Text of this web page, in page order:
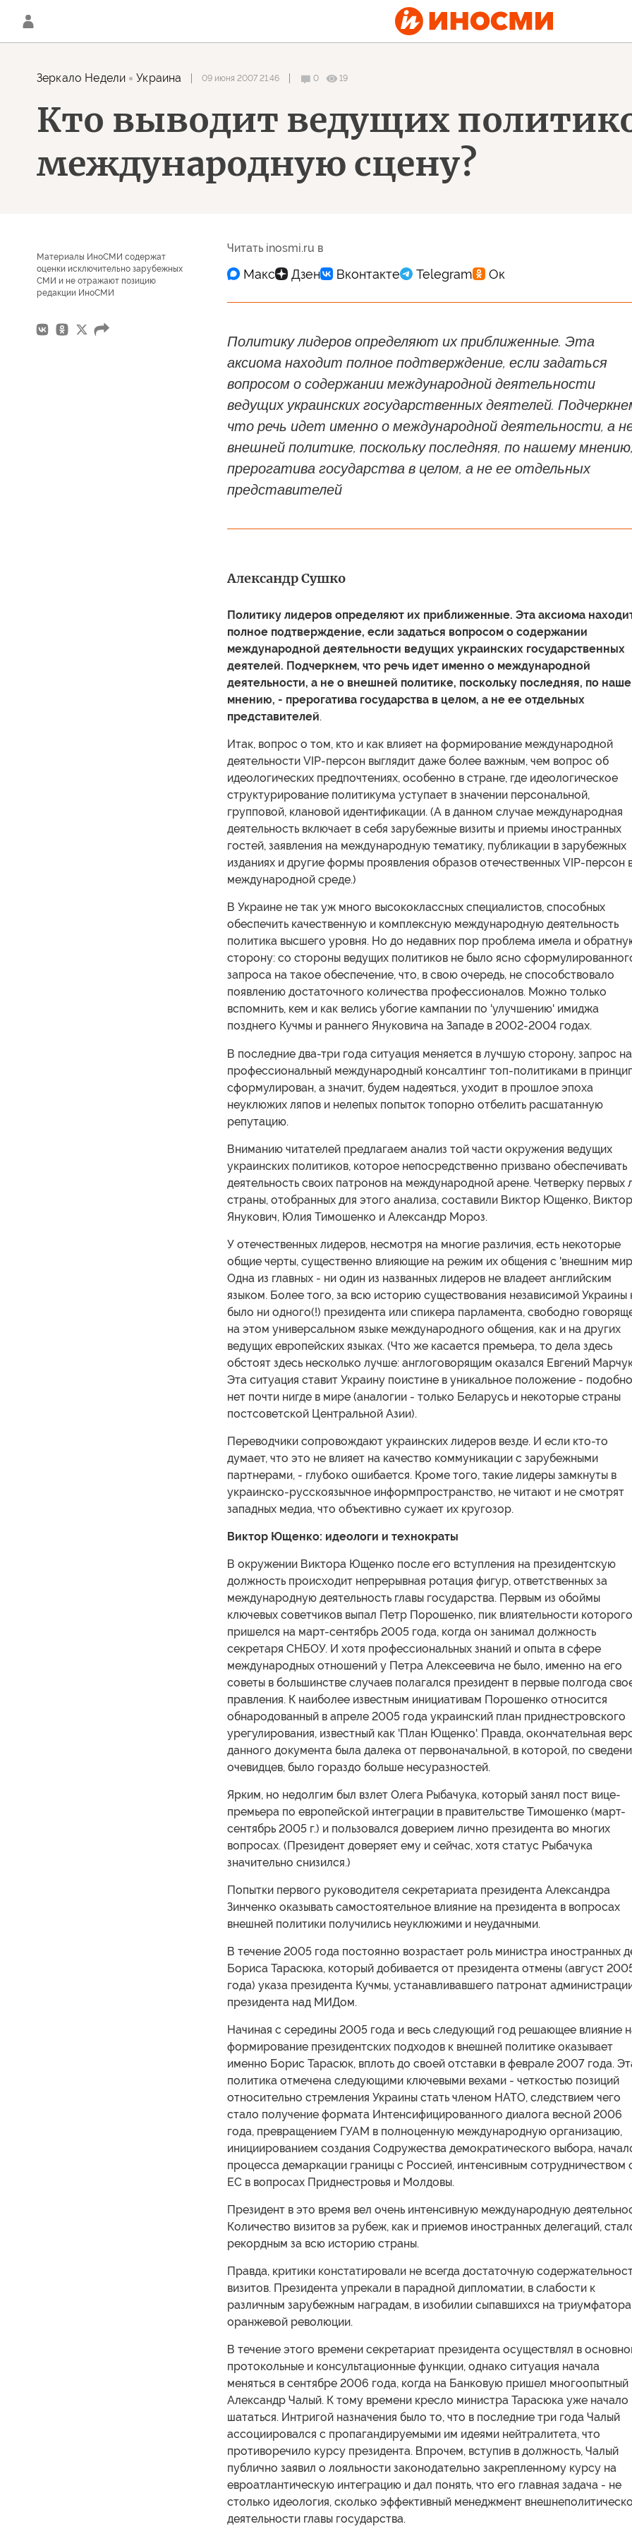
Зеркало Недели Украина 09 июня 2007 21:46 0 19
Кто выводит ведущих
международную сцену?
Материалы ИноСМИ содержат
оценки исключительно зарубежных
СМИ и не отражают позицию
редакции ИноСМИ
Читать inosmi.ru в
Политику лидеров определяют их приближенные. Эта
аксиома находит полное подтверждение, если задаться
вопросом о содержании международной деятельности
ведущих украинских государственных деятелей.
что речь идет именно о международной деятельности, а
внешней политике, поскольку последняя, по нашему
прерогатива государства в целом, а не ее отдельных
представителей
Александр Сушко
Политику лидеров определяют их приближенные. Эта аксиома
полное подтверждение, если задаться вопросом о содержании
международной деятельности ведущих украинских государственных
деятелей. Подчеркнем, что речь идет именно о международной
деятельности, а не о внешней политике, поскольку последняя, по
мнению, - прерогатива государства в целом, а не ее отдельных
представителей.
Итак, вопрос о том, кто и как влияет на формирование международной
деятельности VIP-персон выглядит даже более важным, чем вопрос об
идеологических предпочтениях, особенно в стране, где идеологическое
структурирование политикума уступает в значении персональной,
групповой, клановой идентификации. (А в данном случае международная
деятельность включает в себя зарубежные визиты и приемы иностранных
гостей, заявления на международную тематику, публикации в зарубежных
изданиях и другие формы проявления образов отечественных VIP-персон
международной среде.)
В Украине не так уж много высококлассных специалистов, способных
обеспечить качественную и комплексную международную деятельность
политика высшего уровня. Но до недавних пор проблема имела и
сторону: со стороны ведущих политиков не было ясно
запроса на такое обеспечение, что, в свою очередь, не способствовало
появлению достаточного количества профессионалов. Можно только
вспомнить, кем и как велись убогие кампании по 'улучшению' имиджа
позднего Кучмы и раннего Януковича на Западе в 2002-2004 годах.
В последние два-три года ситуация меняется в лучшую сторону, запрос на
профессиональный международный консалтинг топ-политиками в
сформулирован, а значит, будем надеяться, уходит в прошлое эпоха
неуклюжих ляпов и нелепых попыток топорно отбелить расшатанную
репутацию.
Вниманию читателей предлагаем анализ той части окружения ведущих
украинских политиков, которое непосредственно призвано обеспечивать
деятельность своих патронов на международной арене. Четверку первых
страны, отобранных для этого анализа, составили Виктор Ющенко, Виктор
Янукович, Юлия Тимошенко и Александр Мороз.
У отечественных лидеров, несмотря на многие различия, есть некоторые
общие черты, существенно влияющие на режим их общения с 'внешним
Одна из главных - ни один из названных лидеров не владеет английским
языком. Более того, за всю историю существования независимой Украины
было ни одного(!) президента или спикера парламента, свободно
на этом универсальном языке международного общения, как и на других
ведущих европейских языках. (Что же касается премьера, то дела здесь
обстоят здесь несколько лучше: англоговорящим оказался Евгений
Эта ситуация ставит Украину поистине в уникальное положение -
нет почти нигде в мире (аналогии - только Беларусь и некоторые страны
постсоветской Центральной Азии).
Переводчики сопровождают украинских лидеров везде. И если кто-то
думает, что это не влияет на качество коммуникации с зарубежными
партнерами, - глубоко ошибается. Кроме того, такие лидеры замкнуты в
украинско-русскоязычное информпространство, не читают и не смотрят
западных медиа, что объективно сужает их кругозор.
Виктор Ющенко: идеологи и технократы
В окружении Виктора Ющенко после его вступления на президентскую
должность происходит непрерывная ротация фигур, ответственных за
международную деятельность главы государства. Первым из обоймы
ключевых советчиков выпал Петр Порошенко, пик влиятельности которого
пришелся на март-сентябрь 2005 года, когда он занимал должность
секретаря СНБОУ. И хотя профессиональных знаний и опыта в сфере
международных отношений у Петра Алексеевича не было, именно на его
советы в большинстве случаев полагался президент в первые полгода
правления. К наиболее известным инициативам Порошенко относится
обнародованный в апреле 2005 года украинский план приднестровского
урегулирования, известный как 'План Ющенко'. Правда, окончательная
данного документа была далека от первоначальной, в которой, по
очевидцев, было гораздо больше несуразностей.
Ярким, но недолгим был взлет Олега Рыбачука, который занял пост вице-
премьера по европейской интеграции в правительстве Тимошенко (март-
сентябрь 2005 г.) и пользовался доверием лично президента во многих
вопросах. (Президент доверяет ему и сейчас, хотя статус Рыбачука
значительно снизился.)
Попытки первого руководителя секретариата президента Александра
Зинченко оказывать самостоятельное влияние на президента в вопросах
внешней политики получились неуклюжими и неудачными.
В течение 2005 года постоянно возрастает роль министра иностранных
Бориса Тарасюка, который добивается от президента отмены (август
года) указа президента Кучмы, устанавливавшего патронат
президента над МИДом.
Начиная с середины 2005 года и весь следующий год решающее влияние
формирование президентских подходов к внешней политике оказывает
именно Борис Тарасюк, вплоть до своей отставки в феврале 2007 года.
политика отмечена следующими ключевыми вехами - четкостью позиций
относительно стремления Украины стать членом НАТО, следствием чего
стало получение формата Интенсифицированного диалога весной 2006
года, превращением ГУАМ в полноценную международную организацию,
инициированием создания Содружества демократического выбора,
процесса демаркации границы с Россией, интенсивным сотрудничеством
ЕС в вопросах Приднестровья и Молдовы.
Президент в это время вел очень интенсивную международную
Количество визитов за рубеж, как и приемов иностранных делегаций,
рекордным за всю историю страны.
Правда, критики констатировали не всегда достаточную
визитов. Президента упрекали в парадной дипломатии, в слабости к
различным зарубежным наградам, в изобилии сыпавшихся на триумфатора
оранжевой революции.
В течение этого времени секретариат президента осуществлял в
протокольные и консультационные функции, однако ситуация начала
меняться в сентябре 2006 года, когда на Банковую пришел многоопытный
Александр Чалый. К тому времени кресло министра Тарасюка уже начало
шататься. Интригой назначения было то, что в последние три года Чалый
ассоциировался с пропагандируемыми им идеями нейтралитета, что
противоречило курсу президента. Впрочем, вступив в должность, Чалый
публично заявил о лояльности законодательно закрепленному курсу на
евроатлантическую интеграцию и дал понять, что его главная задача - не
столько идеология, сколько эффективный менеджмент
деятельности главы государства.